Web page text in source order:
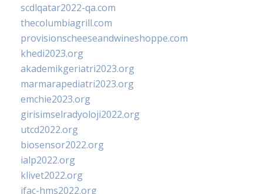
scdlqatar2022-qa.com
thecolumbiagrill.com
provisionscheeseandwineshoppe.com
khedi2023.org
akademikgeriatri2023.org
marmarapediatri2023.org
emchie2023.org
girisimselradyoloji2022.org
utcd2022.org
biosensor2022.org
ialp2022.org
klivet2022.org
ifac-hms2022.org